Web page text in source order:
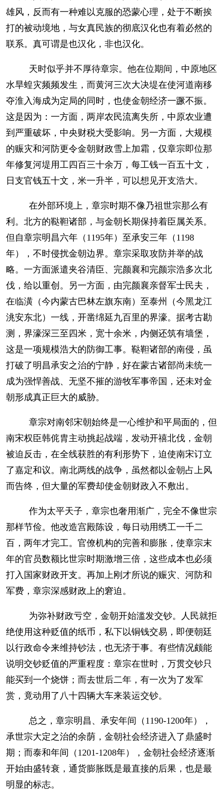
雄风，反而有一种难以克服的恐蒙心理，处于不断挨
打的被动境地，与女真民族的彻底汉化也有着必然的
联系。真可谓是也汉化，非也汉化。
天时似乎并不厚待章宗。他在位期间，中原地区
水旱蝗灾频频发生，而黄河三次大决堤在使河道南移
夺淮入海成为定局的同时，也使金朝经济一蹶不振。
这是因为：一方面，两岸农民流离失所，中原农业遭
到严重破坏，中央财税大受影响。另一方面，大规模
的赈灾和河防更令金朝财政雪上加霜，仅章宗即位那
年修复河堤用工四百三十余万，每工钱一百五十文，
日支官钱五十文，米一升半，可以想见开支浩大。
在外部环境上，章宗时期不像乃祖世宗那么有
利。北方的鞑靼诸部，与金朝长期保持着臣属关系。
但自章宗明昌六年（1195年）至承安三年（1198
年），不时侵扰金朝边界。章宗采取攻防并举的战
略。一方面派遣夹谷清臣、完颜襄和完颜宗浩多次北
伐，给以重创。另一方面，由完颜襄亲督军士民夫，
在临潢（今内蒙古巴林左旗东南）至泰州（今黑龙江
洮安东北）一线，开凿绵延九百里的界濠。据考古勘
测，界濠深三至四米，宽十余米，内侧还筑有墙堡，
这是一项规模浩大的防御工事。鞑靼诸部的南侵，虽
打破了明昌承安之治的宁静，好在蒙古诸部尚未统一
成为强悍善战、无坚不摧的游牧军事帝国，还未对金
朝形成真正巨大的威胁。
章宗对南邻宋朝始终是一心维护和平局面的，但
南宋权臣韩侂胄主动挑起战端，发动开禧北伐，金朝
被迫反击，在全线获胜的有利形势下，迫使南宋订立
了嘉定和议。南北两线的战争，虽然都以金朝占上风
而告终，但大量的军费却使金朝财政入不敷出。
作为太平天子，章宗也奢用渐广，完全不像世宗
那样节俭。他改造宫殿陈设，每日动用绣工一千二
百，两年才完工。官僚机构的完善和膨胀，使章宗末
年的官员数额比世宗时期激增三倍，这些成本也必须
打入国家财政开支。再加上刚才所说的赈灾、河防和
军费，章宗深感财政上的窘迫。
为弥补财政亏空，金朝开始滥发交钞。人民就拒
绝使用这种贬值的纸币，私下以铜钱交易，即便朝廷
以行政命令来维持钞法，也无济于事。有些情况颇能
说明交钞贬值的严重程度：章宗在世时，万贯交钞只
能买到一个烧饼；而去世后二年，有一次为了发军
赏，竟动用了八十四辆大车来装运交钞。
总之，章宗明昌、承安年间（1190-1200年），
承世宗大定之治的余荫，金朝社会经济进入了鼎盛时
期；而泰和年间（1201-1208年），金朝社会经济逐渐
开始由盛转衰，通货膨胀既是最直接的后果，也是最
明显的标志。